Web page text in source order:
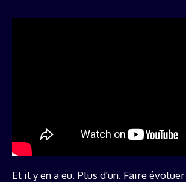
Et il y en a eu. Plus d'un. Faire